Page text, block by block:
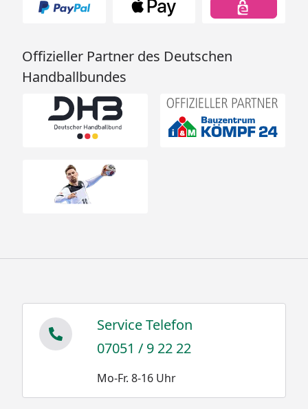
Offizieller Partner des Deutschen
Handballbundes
Service Telefon
07051 / 9 22 22
Mo-Fr. 8-16 Uhr